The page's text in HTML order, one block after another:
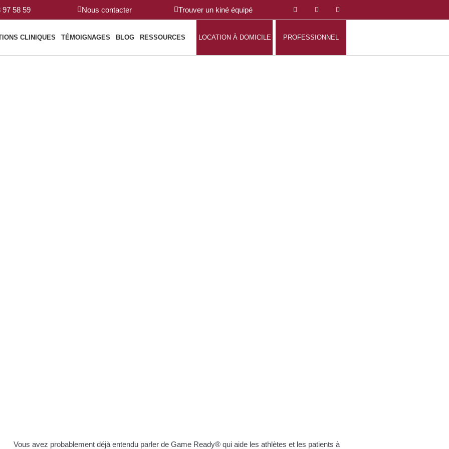
97 58 59 Nous contacter Trouver un kiné équipé
CLINIQUES TÉMOIGNAGES BLOG RESSOURCES LOCATION À DOMICILE PROFESSIONNEL
Vous avez probablement déjà entendu parler de Game Ready® qui aide les athlètes et les patients à